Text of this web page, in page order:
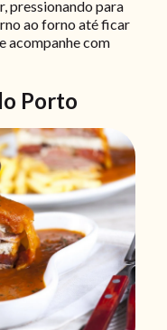
pressionando para
ao forno até ficar
acompanhe com
Porto